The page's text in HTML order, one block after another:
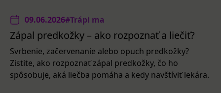
09.06.2026#Trápi ma
Zápal predkožky – ako rozpoznať a liečiť?
Svrbenie, začervenanie alebo opuch predkožky?
Zistite, ako rozpoznať zápal predkožky, čo ho
spôsobuje, aká liečba pomáha a kedy navštíviť lekára.